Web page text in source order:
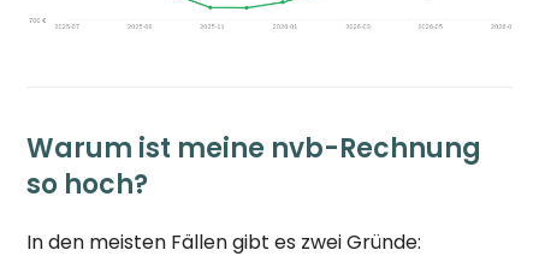
Warum ist meine nvb-Rechnung
so hoch?
In den meisten Fällen gibt es zwei Gründe: